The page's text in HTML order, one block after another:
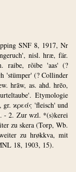
SNF 8, 1917, Nr
nisl. hræ, fär.
raibe, rõibe 'aas' (?
'stümper' (? Collinder
hrāw, as. ahd. hrēo,
Etymologie
gr. ϰρεάς 'fleisch' und
- 2. Zur wzl. *(s)kerei
zu skera (Torp, Wb.
zu hrøkkva, mit
18, 1903, 15).